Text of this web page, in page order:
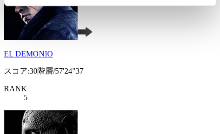
EL DEMONIO
スコア:30階層/57'24"37
RANK
5